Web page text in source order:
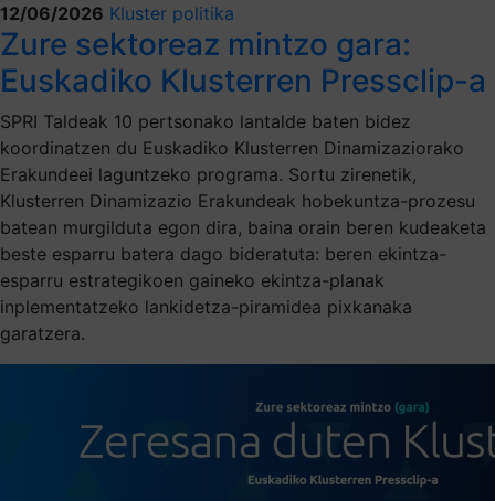
12/06/2026 Kluster politika
Zure sektoreaz mintzo gara:
Euskadiko Klusterren Pressclip-a
SPRI Taldeak 10 pertsonako lantalde baten bidez
koordinatzen du Euskadiko Klusterren Dinamizaziorako
Erakundeei laguntzeko programa. Sortu zirenetik,
Klusterren Dinamizazio Erakundeak hobekuntza-prozesu
batean murgilduta egon dira, baina orain beren kudeaketa
beste esparru batera dago bideratuta: beren ekintza-
esparru estrategikoen gaineko ekintza-planak
inplementatzeko lankidetza-piramidea pixkanaka
garatzera.